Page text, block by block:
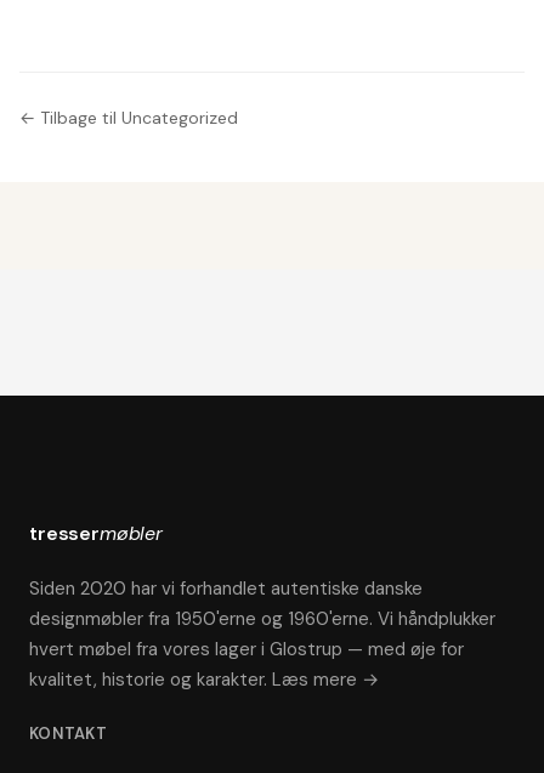
← Tilbage til Uncategorized
tressermøbler
Siden 2020 har vi forhandlet autentiske danske
designmøbler fra 1950'erne og 1960'erne. Vi håndplukker
hvert møbel fra vores lager i Glostrup — med øje for
kvalitet, historie og karakter. Læs mere →
KONTAKT